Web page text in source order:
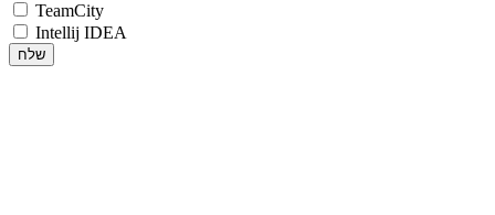
TeamCity
Intellij IDEA